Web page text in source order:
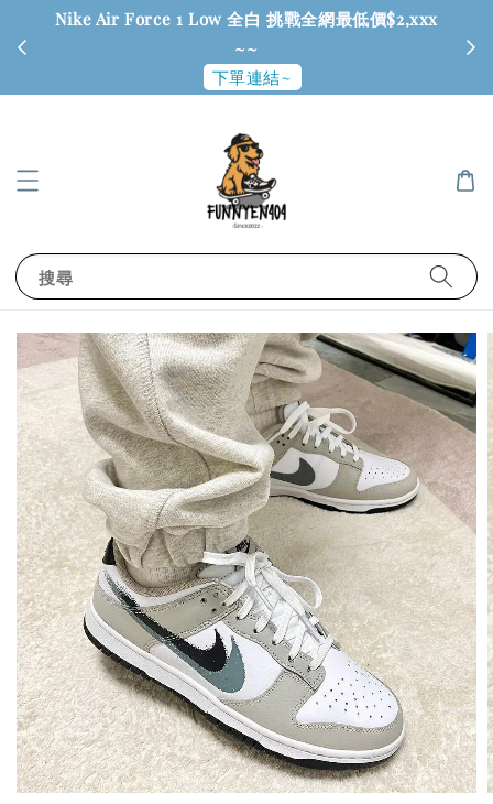
Nike Air Force 1 Low 全白 挑戰全網最低價$2,xxx
~~
下單連結~
搜尋